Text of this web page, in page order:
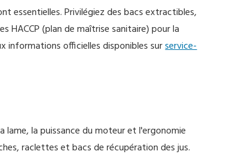
essentielles. Privilégiez des bacs extractibles,
HACCP (plan de maîtrise sanitaire) pour la
informations officielles disponibles surservice-
lame, la puissance du moteur et l'ergonomie
raclettes et bacs de récupération des jus.